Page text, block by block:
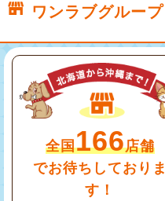
ワンラブグループ
全国166店舗
でお待ちしておりま
す！